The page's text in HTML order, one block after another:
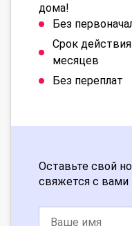
дома!
Без
Срок
месяцев
Без переплат
Оставьте свой
свяжется с